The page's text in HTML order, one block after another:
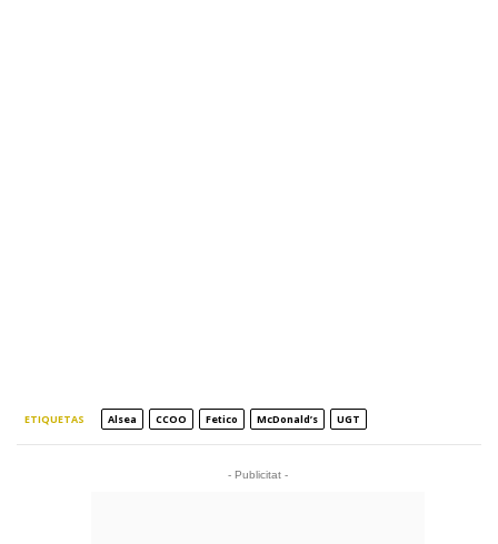
ETIQUETAS Alsea CCOO Fetico McDonald’s UGT
- Publicitat -